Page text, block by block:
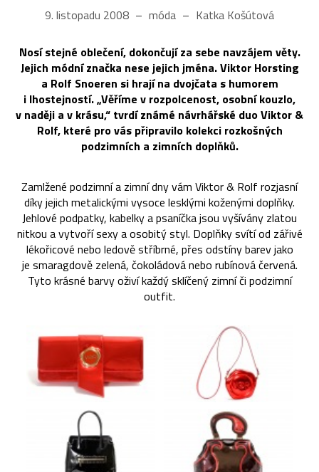
9. listopadu 2008 móda Katka Košútová
Nosí stejné oblečení, dokončují za sebe navzájem věty.
Jejich módní značka nese jejich jména. Viktor Horsting
a Rolf Snoeren si hrají na dvojčata s humorem
i lhostejností. „Věříme v rozpolcenost, osobní kouzlo,
v naději a v krásu,“ tvrdí známé návrhářské duo Viktor &
Rolf, které pro vás připravilo kolekci rozkošných
podzimních a zimních doplňků.
Zamlžené podzimní a zimní dny vám Viktor & Rolf rozjasní
díky jejich metalickými vysoce lesklými koženými doplňky.
Jehlové podpatky, kabelky a psaníčka jsou vyšívány zlatou
nitkou a vytvoří sexy a osobitý styl. Doplňky svítí od zářivé
lékořicové nebo ledově stříbrné, přes odstíny barev jako
je smaragdově zelená, čokoládová nebo rubínová červená.
Tyto krásné barvy oživí každý sklíčený zimní či podzimní
outfit.